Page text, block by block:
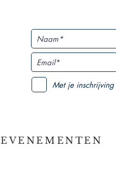
Met je
EVENEMENTEN